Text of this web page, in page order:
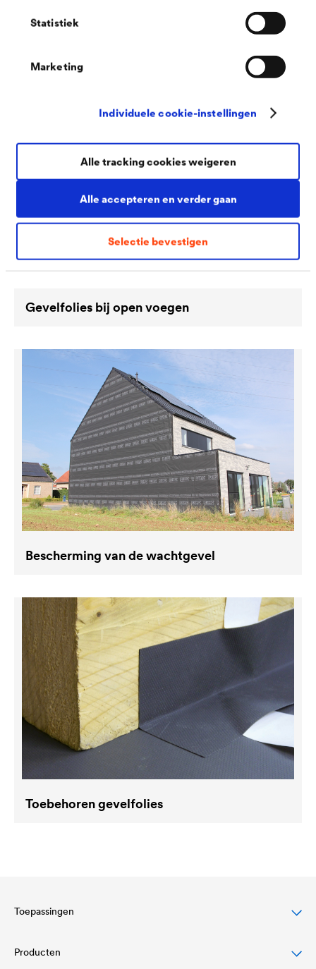
Statistiek
Marketing
Individuele cookie-instellingen
Alle accepteren en verder gaan
Selectie bevestigen
Alle tracking cookies weigeren
systeemoplossingen!
kunt ontdekken. Ontdek onze expertise in ...
Gevelfolies bij open voegen
Bescherming van de wachtgevel
Toebehoren gevelfolies
Toepassingen
Bescherming van hellende daken
Producten